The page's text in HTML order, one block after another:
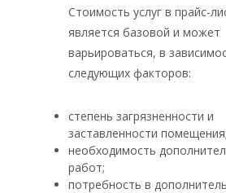
Стоимость услуг в прайс-
является базовой и может
варьироваться, в
следующих факторов:
степень загрязненности и
заставленности помещения;
необходимость
работ;
потребность в